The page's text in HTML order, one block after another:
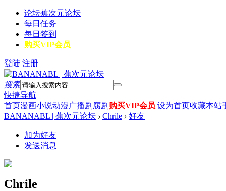
论坛蕉次元论坛
每日任务
每日签到
购买VIP会员
登陆 注册
搜索
快捷导航
首页漫画小说动漫广播剧 腐剧 购买VIP会员 设为首页收藏本站
BANANABL | 蕉次元论坛 › Chrile › 好友
加为好友
发送消息
Chrile